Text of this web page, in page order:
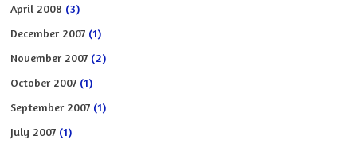
April 2008 (3)
December 2007 (1)
November 2007 (2)
October 2007 (1)
September 2007 (1)
July 2007 (1)